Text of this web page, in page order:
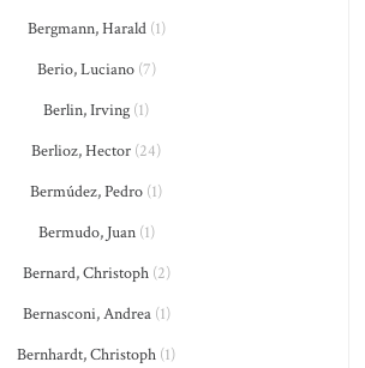
Bergmann, Harald(1)
Berio, Luciano(7)
Berlin, Irving (1)
Berlioz, Hector (24)
Bermúdez, Pedro (1)
Bermudo, Juan(1)
Bernard, Christoph(2)
Bernasconi, Andrea(1)
Bernhardt, Christoph (1)